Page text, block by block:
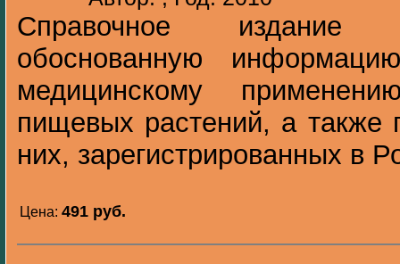
Справочное издание
обоснованную
медицинскому
пищевых растений, а также
них, зарегистрированных в
Цена: 491 pуб.